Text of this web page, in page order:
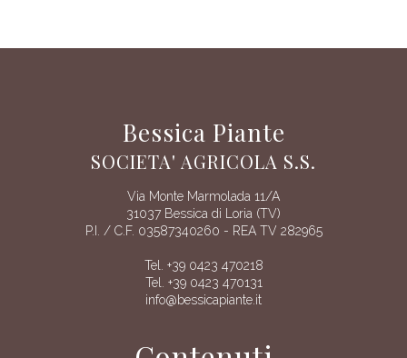
Bessica Piante
SOCIETA' AGRICOLA S.S.
Via Monte Marmolada 11/A
31037 Bessica di Loria (TV)
P.I. / C.F. 03587340260 - REA TV 282965
Tel. +39 0423 470218
Tel. +39 0423 470131
info@bessicapiante.it